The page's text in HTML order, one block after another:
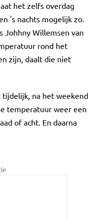
het zelfs overdag
's nachts mogelijk zo.
Johhny Willemsen van
rond het
zijn, daalt die niet
tijdelijk, na het weekend
temperatuur weer een
of acht. En daarna